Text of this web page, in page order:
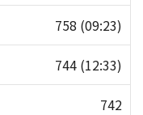
758 (09:23)
744 (12:33)
742